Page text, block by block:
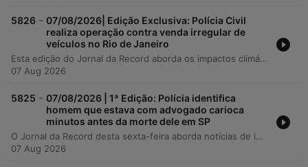
5826 - 07/08/2026| Edição Exclusiva: Polícia Civil
realiza operação contra venda irregular de
veículos no Rio de Janeiro
Esta edição do Jornal da Record aborda os impactos climáticos extremos causados por um ciclone extratropical, que após deixar destruição e desabrigados no Rio Grande do Sul, agora coloca o Sudeste brasileiro em estado de alerta com ventos fortes em São Paulo e suspensão de aulas no Rio de Janeiro. O programa também detalha a sanção da nova lei que endurece as punições para crimes sexuais contra crianças e adolescentes no ambiente digital. A cobertura inclui ainda uma operação da Polícia Civil do Rio de Janeiro contra um esquema de desvio e revenda de veículos de locadoras, além de informações econômicas globais sobre o aumento dos preços dos alimentos, impulsionado pela alta nos cereais e conflitos internacionais, conforme dados da FAO.
07 Aug 2026
5825 - 07/08/2026 | 1ª Edição: Polícia identifica
homem que estava com advogado carioca
minutos antes da morte dele em SP
O Jornal da Record desta sexta-feira aborda notícias de impacto em São Paulo e no Rio Grande do Sul. O programa detalha um caso de feminicídio ocorrido em São Paulo no aniversário de 20 anos da Lei Maria da Penha, onde a vítima possuía medida protetiva contra o agressor. Em seguida, traz atualizações sobre as investigações da morte de um advogado carioca na Vila Madalena, com a decretação da prisão temporária de um suspeito do golpe 'Boa Noite Cinderela'. A cobertura inclui ainda os danos causados por um tornado e fortes ventos no Rio Grande do Sul, resultando em pessoas desabrigadas e prejuízos em áreas rurais. Por fim, o jornal informa sobre as consequências de um ciclone extratropical, que afetou a rede pública de ensino no Rio de Janeiro e levou à montagem de um gabinete de crise em São Paulo.
07 Aug 2026